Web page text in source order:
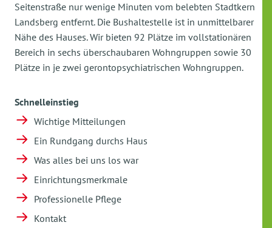
Seitenstraße nur wenige Minuten vom belebten Stadtkern
Landsberg entfernt. Die Bushaltestelle ist in unmittelbarer
Nähe des Hauses. Wir bieten 92 Plätze im vollstationären
Bereich in sechs überschaubaren Wohngruppen sowie 30
Plätze in je zwei gerontopsychiatrischen Wohngruppen.
Schnelleinstieg
Wichtige Mitteilungen
Ein Rundgang durchs Haus
Was alles bei uns los war
Einrichtungsmerkmale
Professionelle Pflege
Kontakt